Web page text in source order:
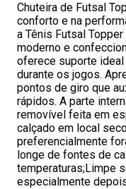
Chuteira de Futsal
conforto e na
a Tênis Futsal
moderno e
oferece suporte
durante os jogos.
pontos de giro que
rápidos. A parte
removível feita em
calçado em local
preferencialmente
longe de fontes de
temperaturas;Limpe
especialmente